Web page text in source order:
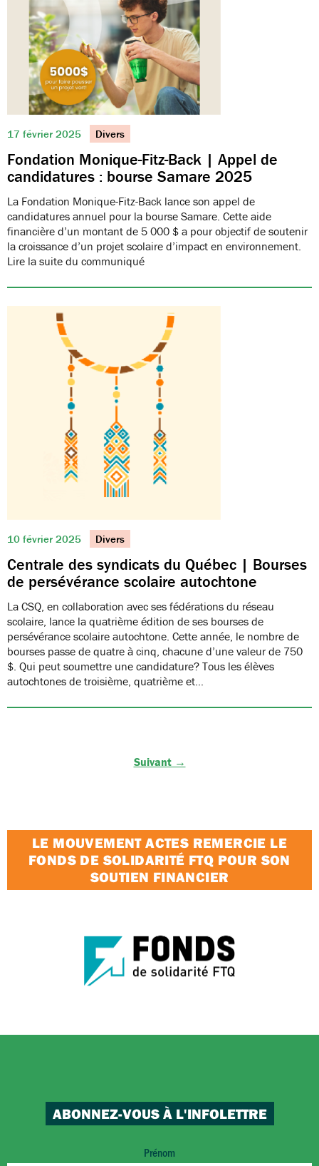
17 février 2025 Divers
Fondation Monique-Fitz-Back | Appel de
candidatures : bourse Samare 2025
La Fondation Monique-Fitz-Back lance son appel de
candidatures annuel pour la bourse Samare. Cette aide
financière d’un montant de 5 000 $ a pour objectif de soutenir
la croissance d’un projet scolaire d’impact en environnement.
Lire la suite du communiqué
10 février 2025 Divers
Centrale des syndicats du Québec | Bourses
de persévérance scolaire autochtone
La CSQ, en collaboration avec ses fédérations du réseau
scolaire, lance la quatrième édition de ses bourses de
persévérance scolaire autochtone. Cette année, le nombre de
bourses passe de quatre à cinq, chacune d’une valeur de 750
$. Qui peut soumettre une candidature? Tous les élèves
autochtones de troisième, quatrième et…
Suivant →
LE MOUVEMENT ACTES REMERCIE LE
FONDS DE SOLIDARITÉ FTQ POUR SON
SOUTIEN FINANCIER
ABONNEZ-VOUS À L'INFOLETTRE
Prénom